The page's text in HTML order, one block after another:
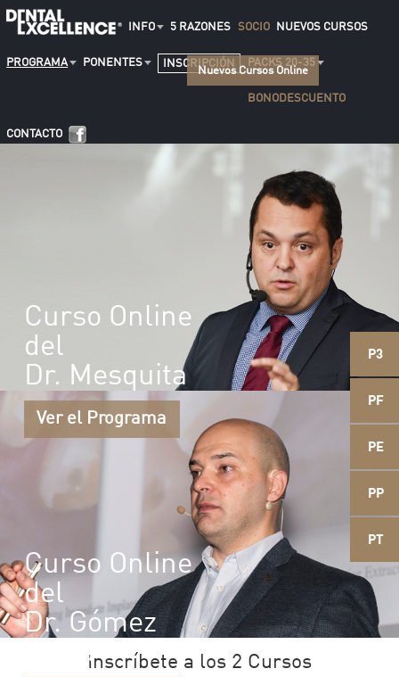
P3
PF
PE
PP
PT
INFO 5 RAZONES SOCIO NUEVOS CURSOS
PROGRAMA PONENTES INSCRIPCIÓN PACKS 20-35
BONODESCUENTO
CONTACTO
Nuevos Cursos Online
Curso Online
del
Dr. Mesquita
Ver el Programa
Curso Online
del
Dr. Gómez
MedaInscríbete a los 2 Cursos